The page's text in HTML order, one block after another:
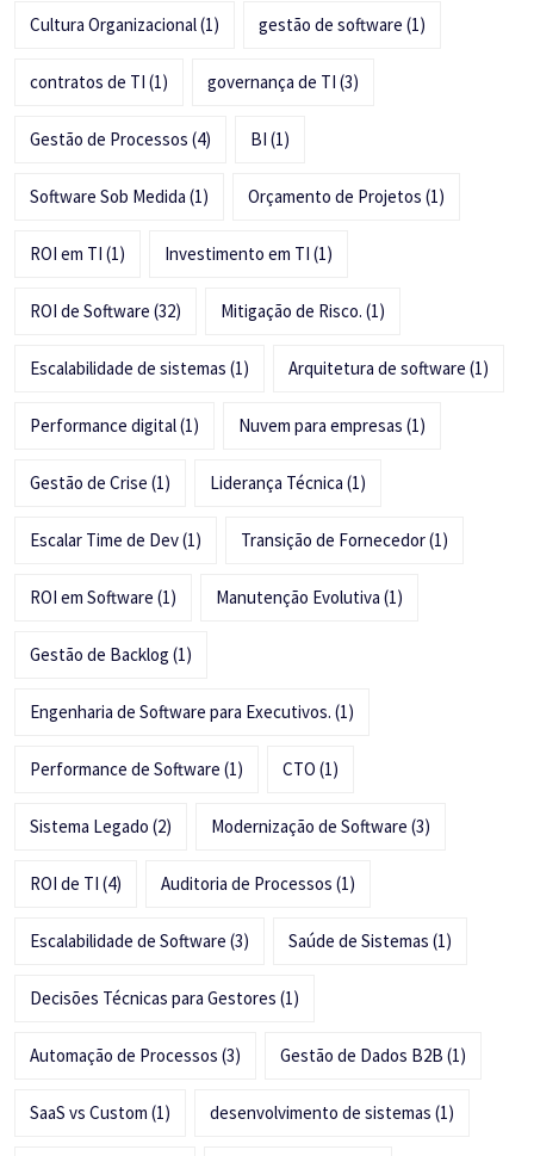
Cultura Organizacional(1) gestão de software (1)
contratos de TI (1) governança de TI (3)
Gestão de Processos (4) BI (1)
Software Sob Medida (1) Orçamento de Projetos (1)
ROI em TI (1) Investimento em TI (1)
ROI de Software (32) Mitigação de Risco. (1)
Escalabilidade de sistemas (1) Arquitetura de software (1)
Performance digital(1) Nuvem para empresas (1)
Gestão de Crise (1) Liderança Técnica (1)
Escalar Time de Dev(1) Transição de Fornecedor(1)
ROI em Software (1) Manutenção Evolutiva (1)
Gestão de Backlog (1)
Engenharia de Software para Executivos. (1)
Performance de Software (1) CTO (1)
Sistema Legado (2) Modernização de Software (3)
ROI de TI (4) Auditoria de Processos (1)
Escalabilidade de Software (3) Saúde de Sistemas (1)
Decisões Técnicas para Gestores (1)
Automação de Processos (3) Gestão de Dados B2B (1)
SaaS vs Custom (1) desenvolvimento de sistemas (1)